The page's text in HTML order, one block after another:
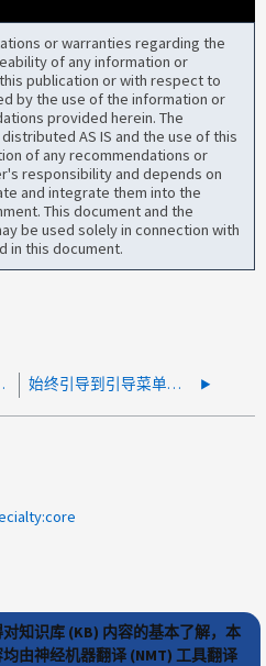
or warranties regarding the
of any information or
publication or with respect to
by the use of the information or
provided herein. The
AS IS and the use of this
of any recommendations or
responsibility and depends on
and integrate them into the
This document and the
be used solely in connection with
in this document.
展名都会显示为已清除 始终引导到引导菜单而不是 ONTAP
知识库 (KB) 内容的基本了解，本
由神经机器翻译 (NMT) 工具翻译